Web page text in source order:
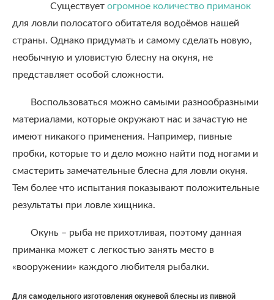
Существует огромное количество приманок
для ловли полосатого обитателя водоёмов нашей
страны. Однако придумать и самому сделать новую,
необычную и уловистую блесну на окуня, не
представляет особой сложности.
Воспользоваться можно самыми разнообразными
материалами, которые окружают нас и зачастую не
имеют никакого применения. Например, пивные
пробки, которые то и дело можно найти под ногами и
смастерить замечательные блесна для ловли окуня.
Тем более что испытания показывают положительные
результаты при ловле хищника.
Окунь – рыба не прихотливая, поэтому данная
приманка может с легкостью занять место в
«вооружении» каждого любителя рыбалки.
Для самодельного изготовления окуневой блесны из пивной